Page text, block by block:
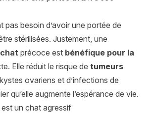
pas besoin d’avoir une portée de
stérilisées. Justement, une
précoce est bénéfique pour la
Elle réduit le risque de tumeurs
ovariens et d’infections de
qu’elle augmente l’espérance de vie.
un chat agressif